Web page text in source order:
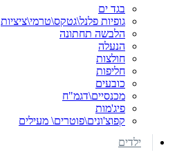
בגד ים
גופיות פלנל\גטקס\טרמי\ציציות
הלבשה תחתונה
הנעלה
חולצות
חליפות
כובעים
מכנסיים\דגמ"ח
פיג'מות
קפוצ'ונים\פוטרים\ מעילים
ילדים